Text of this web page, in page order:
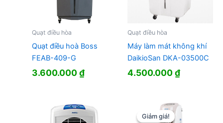
Quạt điều hòa
Quạt điều hoà Boss
FEAB-409-G
3.600.000₫
Quạt điều hòa
Máy làm mát không khí
DaikioSan DKA-03500C
4.500.000₫
Giảm giá!
Giảm giá!